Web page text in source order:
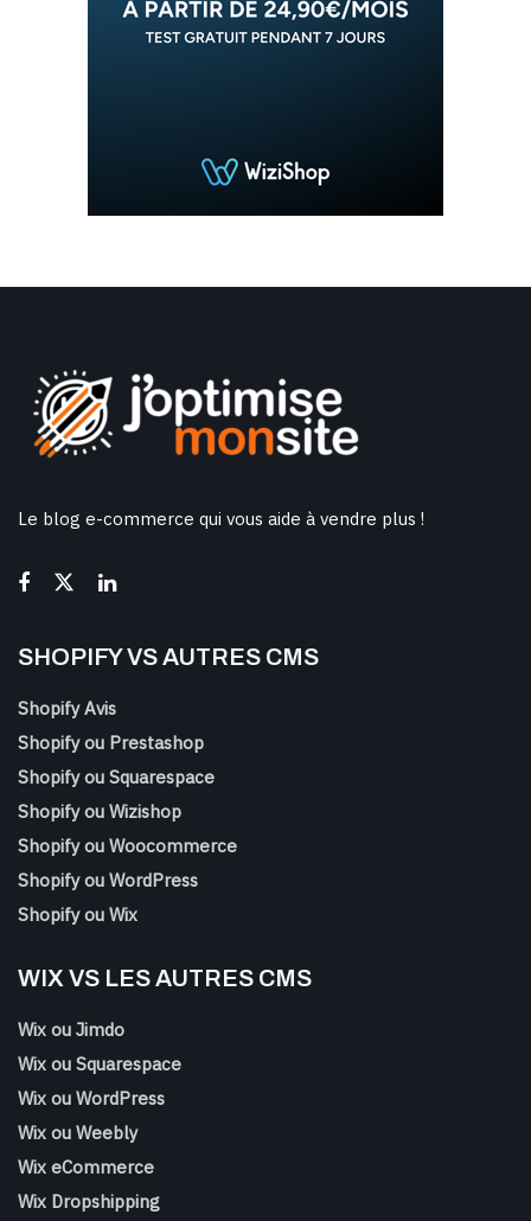
Le blog e-commerce qui vous aide à vendre plus !
SHOPIFY VS AUTRES CMS
Shopify Avis
Shopify ou Prestashop
Shopify ou Squarespace
Shopify ou Wizishop
Shopify ou Woocommerce
Shopify ou WordPress
Shopify ou Wix
WIX VS LES AUTRES CMS
Wix ou Jimdo
Wix ou Squarespace
Wix ou WordPress
Wix ou Weebly
Wix eCommerce
Wix Dropshipping